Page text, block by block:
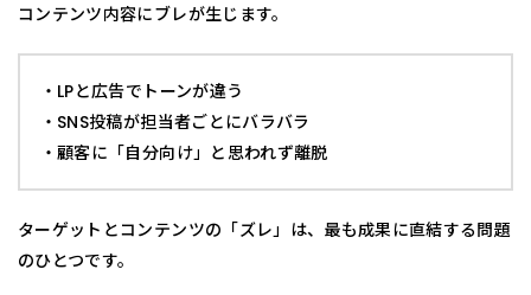
コンテンツ内容にブレが生じます。
・LPと広告でトーンが違う
・SNS投稿が担当者ごとにバラバラ
・顧客に「自分向け」と思われず離脱
ターゲットとコンテンツの「ズレ」は、最も成果に直結する問題
のひとつです。